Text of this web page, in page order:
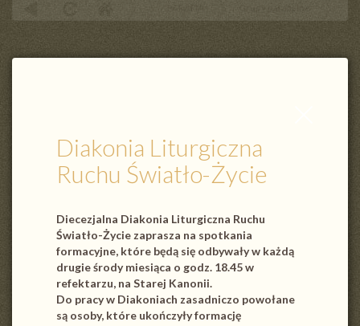
Grupy parafialne
Diakonia Liturgiczna Ruchu Światło-Życie
Diakonia Liturgiczna
Ruchu Światło-Życie
Diecezjalna Diakonia Liturgiczna Ruchu
Światło-Życie zaprasza na spotkania
formacyjne, które będą się odbywały w każdą
drugie środy miesiąca o godz. 18.45 w
refektarzu, na Starej Kanonii.
Do pracy w Diakoniach zasadniczo powołane
są osoby, które ukończyły formację